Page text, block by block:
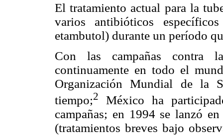
El tratamiento actual para la
varios antibióticos
etambutol) durante un período
Con las campañas contra
continuamente en todo el
Organización Mundial de la
tiempo;2
México ha
campañas; en 1994 se lanzó
(tratamientos breves bajo